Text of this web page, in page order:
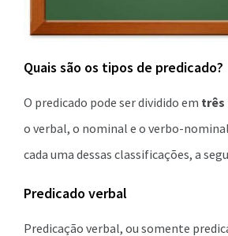
Quais são os tipos de predicado?
O predicado pode ser dividido em três
o verbal, o nominal e o verbo-
cada uma dessas classificações, a
Predicado verbal
Predicação verbal, ou somente